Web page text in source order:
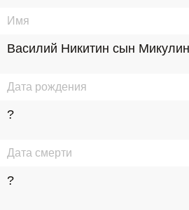
Имя
Василий Никитин сын
Дата рождения
?
Дата смерти
?